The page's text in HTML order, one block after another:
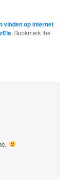
vinden op internet
. Bookmark the